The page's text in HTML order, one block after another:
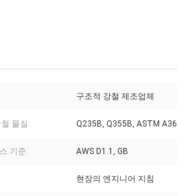
구조적 강철 제조업체
물질: Q235B, Q355B, ASTM A36
기준: AWS D1.1, GB
현장의 엔지니어 지침